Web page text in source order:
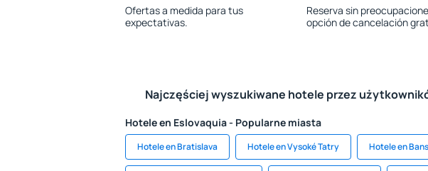
Ofertas a medida para tus
expectativas.
Reserva sin
opción de cancelación
Najczęściej wyszukiwane hotele przez
Hotele en Eslovaquia - Popularne miasta
Hotele en Bratislava Hotele en Vysoké Tatry Hotele en